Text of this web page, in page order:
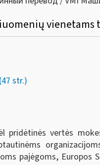
vienetams
str.)
pridėtinės vertės
pajėgoms,